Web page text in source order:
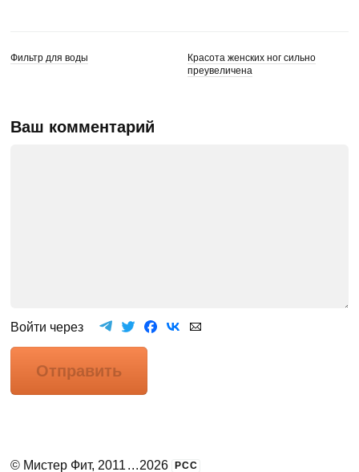
Фильтр для воды
Красота женских ног сильно
преувеличена
Ваш комментарий
Войти через
Отправить
© Мистер Фит, 2011 ...2026 РСС